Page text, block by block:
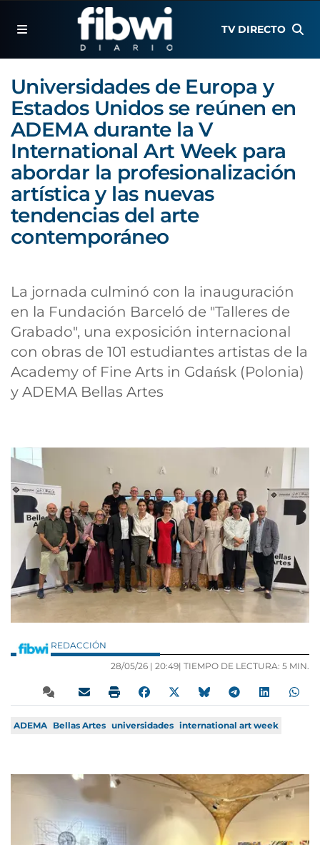
TV DIRECTO
Universidades de Europa y
Estados Unidos se reúnen en
ADEMA durante la V
International Art Week para
abordar la profesionalización
artística y las nuevas
tendencias del arte
contemporáneo
La jornada culminó con la inauguración
en la Fundación Barceló de "Talleres de
Grabado", una exposición internacional
con obras de 101 estudiantes artistas de la
Academy of Fine Arts in Gdańsk (Polonia)
y ADEMA Bellas Artes
REDACCIÓN
28/05/26 | 20:49| TIEMPO DE LECTURA: 5 MIN.
ADEMA Bellas Artes universidades international art week